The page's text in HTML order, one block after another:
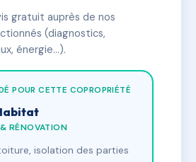
gratuit auprès de nos
(diagnostics,
énergie…).
POUR CETTE COPROPRIÉTÉ
RÉNOVATION
isolation des parties